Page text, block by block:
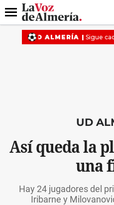
DESTACADO
Menú
UD
Así queda la
una
Hay 24 jugadores del
Iribarne y